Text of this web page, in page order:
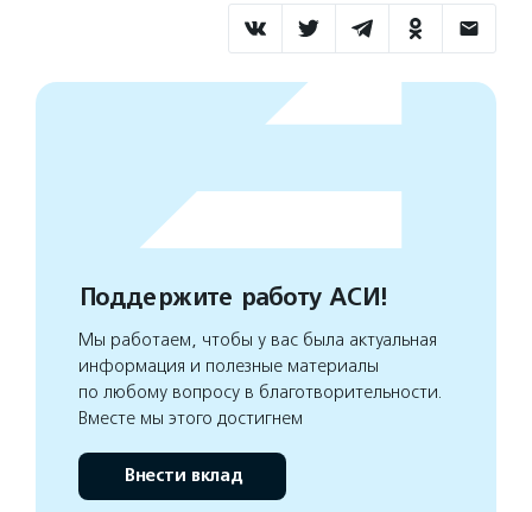
Поддержите работу АСИ!
Мы работаем, чтобы у вас была актуальная
информация и полезные материалы
по любому вопросу в благотворительности.
Вместе мы этого достигнем
Внести вклад